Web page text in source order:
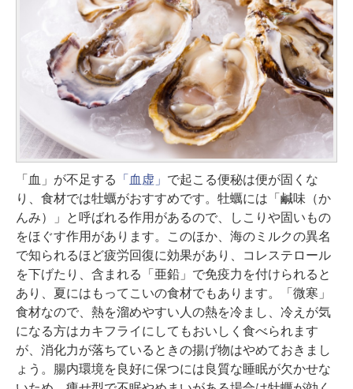
「血」が不足する 「血虚」 で起こる便秘は便が固くな
り、食材では牡蠣がおすすめです。牡蠣には「鹹味（か
んみ）」と呼ばれる作用があるので、しこりや固いもの
をほぐす作用があります。このほか、海のミルクの異名
で知られるほど疲労回復に効果があり、コレステロール
を下げたり、含まれる「亜鉛」で免疫力を付けられると
あり、夏にはもってこいの食材でもあります。「微寒」
食材なので、熱を溜めやすい人の熱を冷まし、冷えが気
になる方はカキフライにしてもおいしく食べられます
が、消化力が落ちているときの揚げ物はやめておきまし
ょう。腸内環境を良好に保つには良質な睡眠が欠かせな